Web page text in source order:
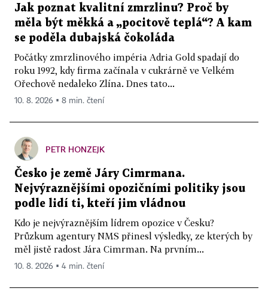
Jak poznat kvalitní zmrzlinu? Proč by
měla být měkká a „pocitově teplá“? A kam
se poděla dubajská čokoláda
Počátky zmrzlinového impéria Adria Gold spadají do
roku 1992, kdy firma začínala v cukrárně ve Velkém
Ořechově nedaleko Zlína. Dnes tato...
10. 8. 2026 ▪ 8 min. čtení
PETR HONZEJK
Česko je země Járy Cimrmana.
Nejvýraznějšími opozičními politiky jsou
podle lidí ti, kteří jim vládnou
Kdo je nejvýraznějším lídrem opozice v Česku?
Průzkum agentury NMS přinesl výsledky, ze kterých by
měl jistě radost Jára Cimrman. Na prvním...
10. 8. 2026 ▪ 4 min. čtení